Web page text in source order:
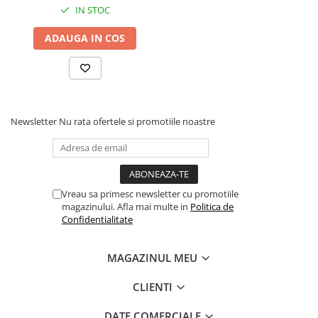
Melatonină 1 mg
Mod de administrare:
30–60 minute înainte de culcare, direct sau diluat într-o
cantitate mică de lichid. Se poate utiliza pe termen lung,
IN STOC
ADAUGA IN COS
Newsletter Nu rata ofertele si promotiile noastre
Vreau sa primesc newsletter cu promotiile
magazinului. Afla mai multe in Politica de
Confidentialitate
MAGAZINUL MEU
CLIENTI